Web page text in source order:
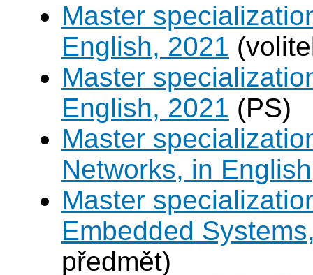
Master
English, 2021
Master
English, 2021 (PS)
Master
Networks, in
Master
Embedded
předmět)